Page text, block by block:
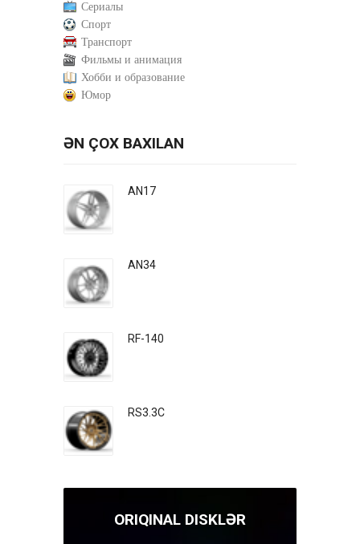
Сериалы
Спорт
Транспорт
Фильмы и анимация
Хобби и образование
Юмор
ƏN ÇOX BAXILAN
AN17
AN34
RF-140
RS3.3C
ORIQINAL DISKLƏR